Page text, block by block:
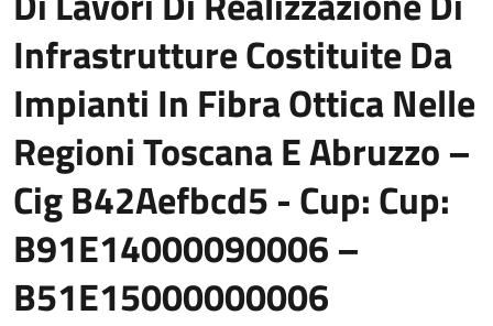
Infrastrutture Costituite Da
Impianti In Fibra Ottica Nelle
Regioni Toscana E Abruzzo –
Cig B42Aefbcd5 - Cup: Cup:
B91E14000090006 –
B51E15000000006